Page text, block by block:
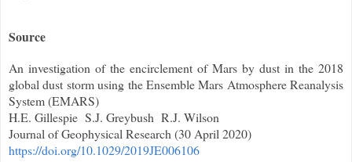
Source
An investigation of the encirclement of Mars by dust in the 2018
global dust storm using the Ensemble Mars Atmosphere Reanalysis
System (EMARS)
H.E. Gillespie S.J. Greybush R.J. Wilson
Journal of Geophysical Research (30 April 2020)
https://doi.org/10.1029/2019JE006106